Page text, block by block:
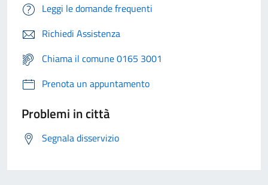
Leggi le domande frequenti
Richiedi Assistenza
Chiama il comune 0165 3001
Prenota un appuntamento
Problemi in città
Segnala disservizio